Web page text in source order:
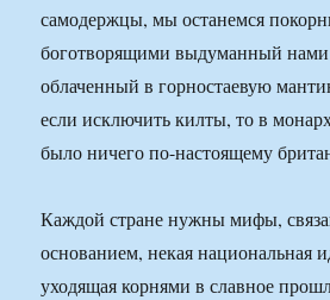
самодержцы, мы останемся
боготворящими выдуманный
облаченный в горностаевую
если исключить килты, то в
было ничего по-настоящему
Каждой стране нужны мифы,
основанием, некая национальная
уходящая корнями в славное